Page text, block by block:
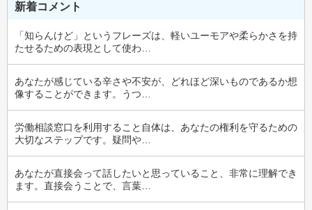
新着コメント
「知らんけど」というフレーズは、軽いユーモアや柔らかさを持
たせるための表現として使わ…
あなたが感じている辛さや不安が、どれほど深いものであるか想
像することができます。うつ…
労働相談窓口を利用すること自体は、あなたの権利を守るための
大切なステップです。疑問や…
あなたが直接会って話したいと思っていること、非常に理解でき
ます。直接会うことで、言葉…